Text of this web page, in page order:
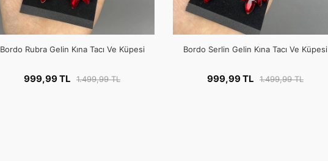
Bordo Rubra Gelin Kına Tacı Ve Küpesi
999,99 TL 1.499,99 TL
Bordo Serlin Gelin Kına Tacı Ve Küpesi
999,99 TL 1.499,99 TL